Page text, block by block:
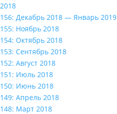
2018
156: Декабрь 2018 — Январь 2019
155: Ноябрь 2018
154: Октябрь 2018
153: Сентябрь 2018
152: Август 2018
151: Июль 2018
150: Июнь 2018
149: Апрель 2018
148: Март 2018